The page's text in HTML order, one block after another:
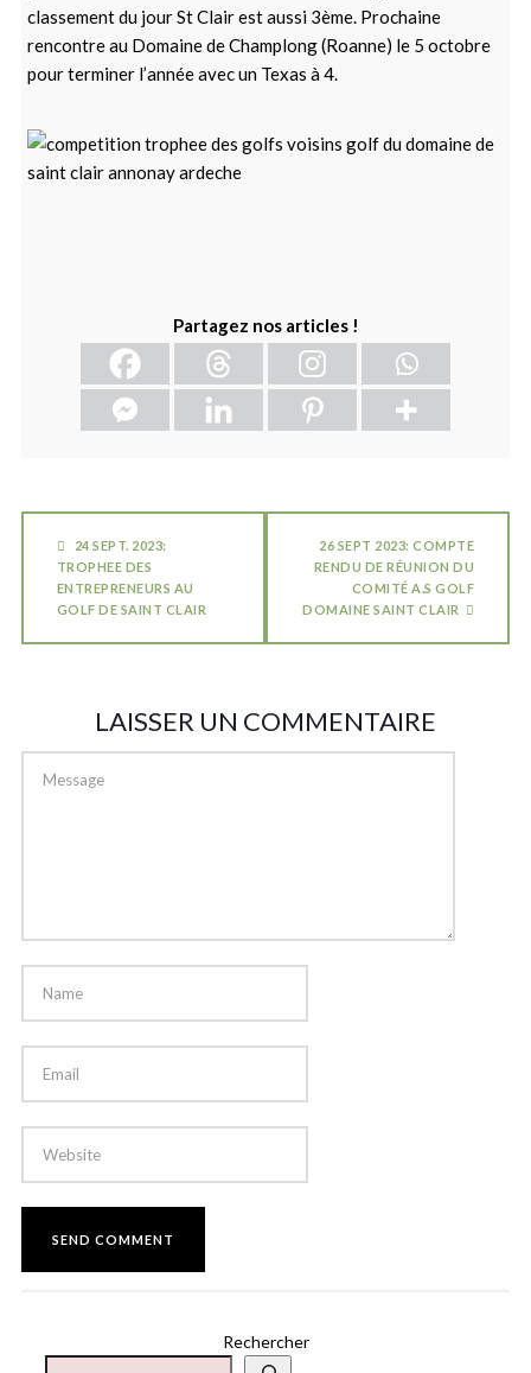
classement du jour St Clair est aussi 3ème. Prochaine
rencontre au Domaine de Champlong (Roanne) le 5 octobre
pour terminer l’année avec un Texas à 4.
Partagez nos articles !
24 SEPT. 2023:
TROPHEE DES
ENTREPRENEURS AU
GOLF DE SAINT CLAIR
26 SEPT 2023: COMPTE
RENDU DE RÉUNION DU
COMITÉ A.S GOLF
DOMAINE SAINT CLAIR
LAISSER UN COMMENTAIRE
Rechercher